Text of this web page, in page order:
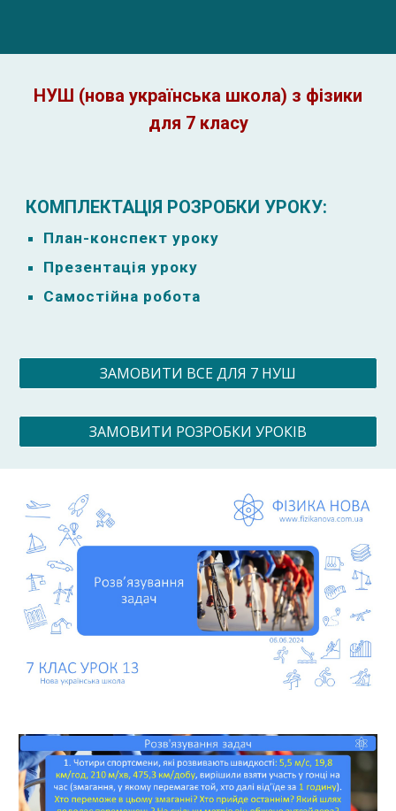
НУШ (нова українська школа) з фізики
для 7 класу
КОМПЛЕКТАЦІЯ РОЗРОБКИ УРОКУ:
План-конспект уроку
Презентація уроку
Самостійна робота
ЗАМОВИТИ ВСЕ ДЛЯ 7 НУШ
ЗАМОВИТИ РОЗРОБКИ УРОКІВ